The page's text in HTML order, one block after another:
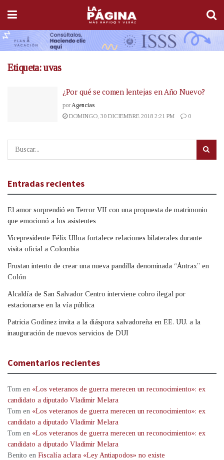
Etiqueta:uvas
¿Por qué se comen lentejas en Año Nuevo?
por Agencias
DOMINGO, 30 DICIEMBRE 2018 2:21 PM
0
Entradas recientes
El amor sorprendió en Terror VII con una propuesta de matrimonio
que emocionó a los asistentes
Vicepresidente Félix Ulloa fortalece relaciones bilaterales durante
visita oficial a Colombia
Frustan intento de crear una nueva pandilla denominada “Ántrax” en
Colón
Alcaldía de San Salvador Centro interviene cobro ilegal por
estacionarse en la vía pública
Patricia Godínez invita a la diáspora salvadoreña en EE. UU. a la
inauguración de nuevos servicios de DUI
Comentarios recientes
Tom en «Los veteranos de guerra merecen un reconocimiento»: ex
candidato a diputado Vladimir Melara
Tom en «Los veteranos de guerra merecen un reconocimiento»: ex
candidato a diputado Vladimir Melara
Tom en «Los veteranos de guerra merecen un reconocimiento»: ex
candidato a diputado Vladimir Melara
Benito en Fiscalía aclara «Ley Antiapodos» no existe